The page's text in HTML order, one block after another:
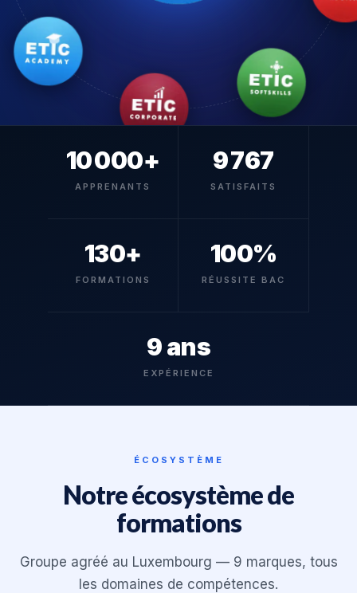
10 000+
APPRENANTS
9 767
SATISFAITS
130+
FORMATIONS
100%
RÉUSSITE BAC
9 ans
EXPÉRIENCE
ÉCOSYSTÈME
Notre écosystème de
formations
Groupe agréé au Luxembourg — 9 marques, tous
les domaines de compétences.